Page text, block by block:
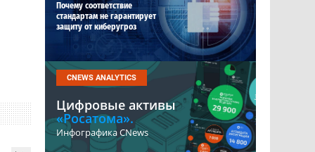
Почему соответствие
стандартам не гарантирует
защиту от киберугроз
CNEWS ANALYTICS
Цифровые активы
«Росатома».
Инфографика CNews